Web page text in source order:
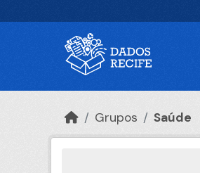
Grupos Saúde